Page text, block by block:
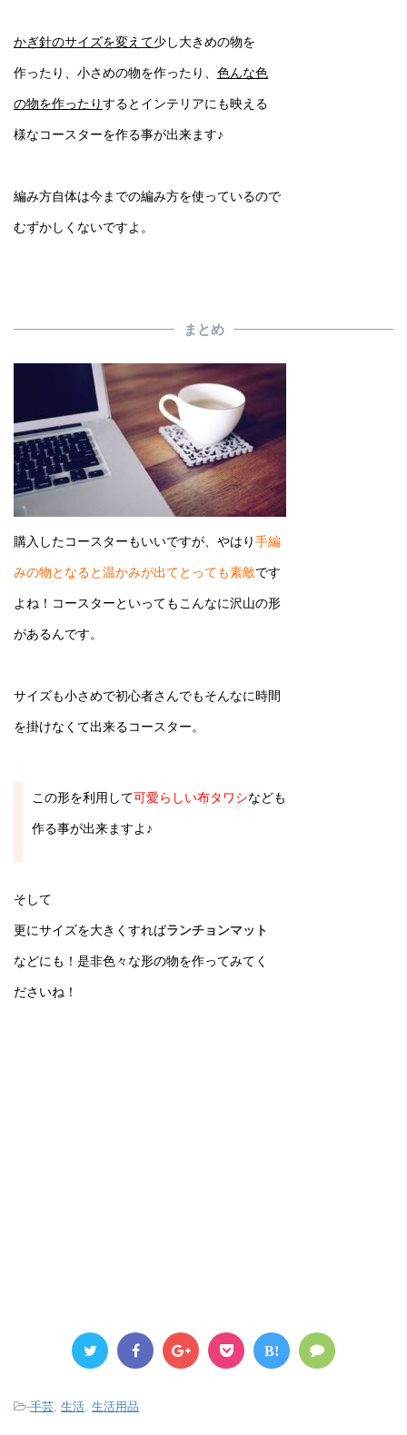
かぎ針のサイズを変えて少し大きめの物を
作ったり、小さめの物を作ったり、 色んな色
の物を作ったりするとインテリアにも映える
様なコースターを作る事が出来ます♪
編み方自体は今までの編み方を使っているので
むずかしくないですよ。
まとめ
購入したコースターもいいですが、やはり手編
みの物となると温かみが出てとっても素敵です
よね！コースターといってもこんなに沢山の形
があるんです。
サイズも小さめで初心者さんでもそんなに時間
を掛けなくて出来るコースター。
この形を利用して可愛らしい布タワシなども
作る事が出来ますよ♪
そして
更にサイズを大きくすればランチョンマット
などにも！是非色々な形の物を作ってみてく
ださいね！
B!
-手芸 生活 生活用品